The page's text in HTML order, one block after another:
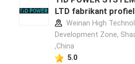
LTD fabrikant profiel
Weinan High
Development Zone,
,China
5.0